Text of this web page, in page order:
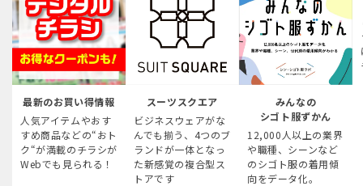
最新のお買い得情報
人気アイテムやおす
すめ商品などの“おト
ク“が満載のチラシが
Webでも見られる！
スーツスクエア
ビジネスウェアがな
んでも揃う、4つのブ
ランドが一体となっ
た新感覚の複合型ス
トアです
みんなの
シゴト服ずかん
12,000人以上の業界
や職種、シーンなど
のシゴト服の着用傾
向をデータ化。